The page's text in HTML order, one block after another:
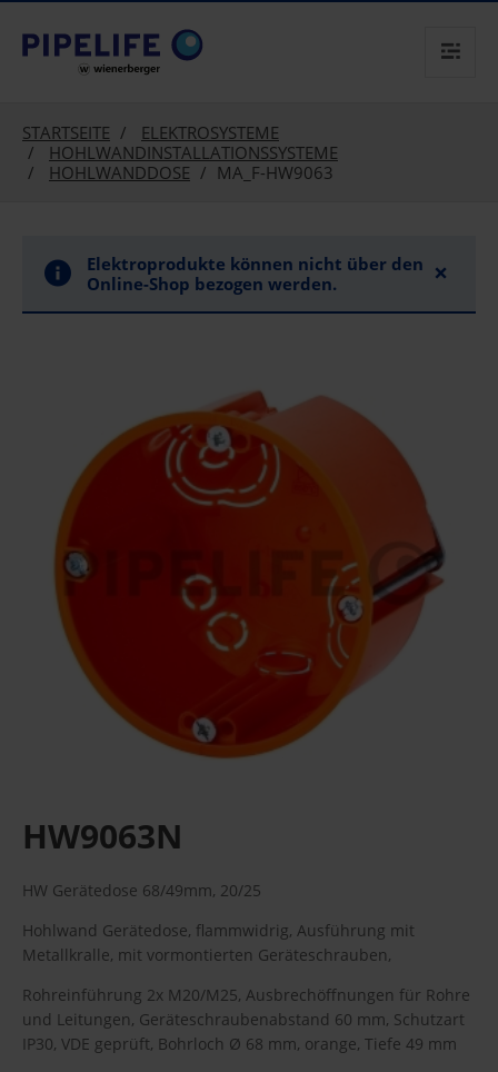
text.skipToContent
text.skipToNavigation
STARTSEITE
ELEKTROSYSTEME
HOHLWANDINSTALLATIONSSYSTEME
HOHLWANDDOSE
MA_F-HW9063
Elektroprodukte können nicht über den
Online-Shop bezogen werden.
×
HW9063N
HW Gerätedose 68/49mm, 20/25
Hohlwand Gerätedose, flammwidrig, Ausführung mit
Metallkralle, mit vormontierten Geräteschrauben,
Rohreinführung 2x M20/M25, Ausbrechöffnungen für Rohre
und Leitungen, Geräteschraubenabstand 60 mm, Schutzart
IP30, VDE geprüft, Bohrloch Ø 68 mm, orange, Tiefe 49 mm